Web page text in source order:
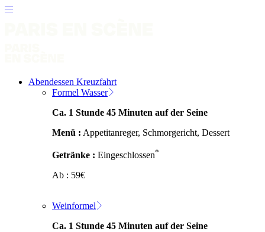
Abendessen Kreuzfahrt
Formel Wasser
Ca. 1 Stunde 45 Minuten auf der Seine
Menü : Appetitanreger, Schmorgericht, Dessert
Getränke : Eingeschlossen*
Ab : 59€
Weinformel
Ca. 1 Stunde 45 Minuten auf der Seine